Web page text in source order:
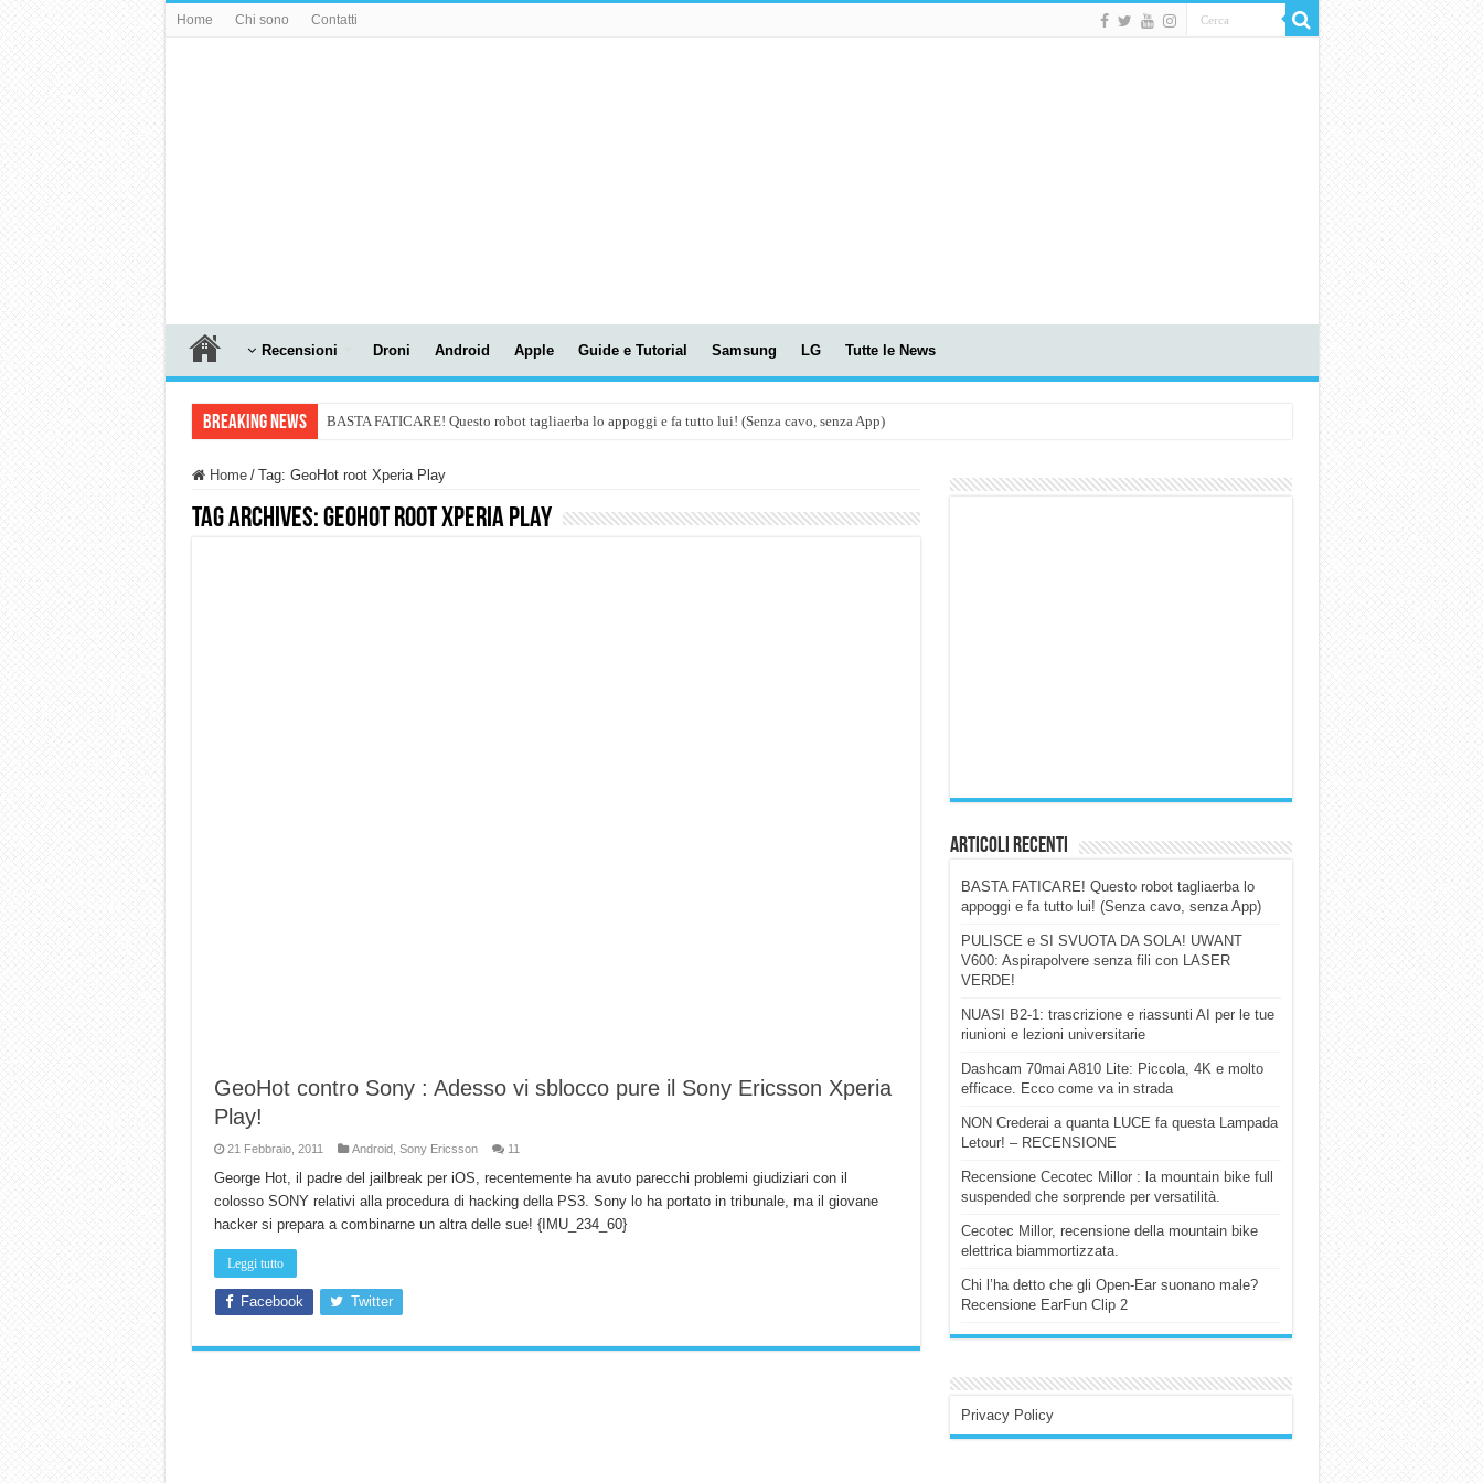
Home Chi sono Contatti
Recensioni Droni Android Apple Guide e Tutorial Samsung LG Tutte le News
Breaking News BASTA FATICARE! Questo robot tagliaerba lo appoggi e fa tutto lui! (Senza cavo, senza App)
Dashcam 70mai A810 Lite: Piccola, 4K e molto efficace. Ecco come va in strada
Home / Tag: GeoHot root Xperia Play
Tag Archives:GeoHot root Xperia Play
GeoHot contro Sony : Adesso vi sblocco pure il Sony Ericsson Xperia
Play!
21 Febbraio, 2011 Android Sony Ericsson 11
George Hot, il padre del jailbreak per iOS, recentemente ha avuto parecchi problemi giudiziari con il
colosso SONY relativi alla procedura di hacking della PS3. Sony lo ha portato in tribunale, ma il giovane
hacker si prepara a combinarne un altra delle sue! {IMU_234_60}
Leggi tutto
Facebook Twitter
Articoli Recenti
BASTA FATICARE! Questo robot tagliaerba lo
appoggi e fa tutto lui! (Senza cavo, senza App)
PULISCE e SI SVUOTA DA SOLA! UWANT
V600: Aspirapolvere senza fili con LASER
VERDE!
NUASI B2-1: trascrizione e riassunti AI per le tue
riunioni e lezioni universitarie
Dashcam 70mai A810 Lite: Piccola, 4K e molto
efficace. Ecco come va in strada
NON Crederai a quanta LUCE fa questa Lampada
Letour! – RECENSIONE
Recensione Cecotec Millor : la mountain bike full
suspended che sorprende per versatilità.
Cecotec Millor, recensione della mountain bike
elettrica biammortizzata.
Chi l’ha detto che gli Open-Ear suonano male?
Recensione EarFun Clip 2
Privacy Policy